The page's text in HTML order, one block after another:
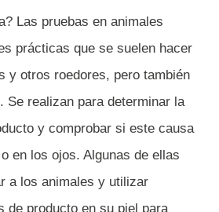
Las pruebas en animales
prácticas que se suelen hacer
y otros roedores, pero también
Se realizan para determinar la
y comprobar si este causa
en los ojos. Algunas de ellas
a los animales y utilizar
de producto en su piel para